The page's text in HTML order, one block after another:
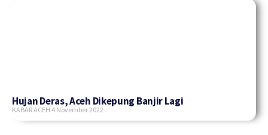
Hujan Deras, Aceh Dikepung Banjir Lagi
KABAR ACEH 4 November 2022